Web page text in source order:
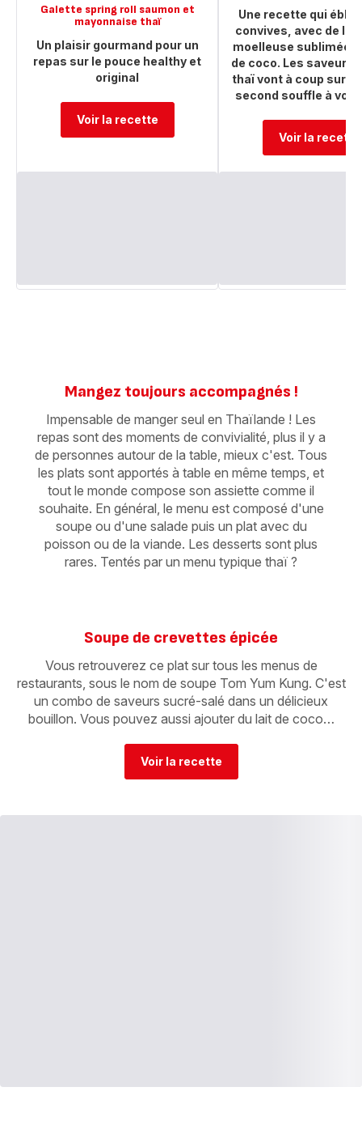
Galette spring roll saumon et
mayonnaise thaï
Un plaisir gourmand pour un
repas sur le pouce healthy et
original
Voir la recette
Une recette qui
convives, avec de la
moelleuse sublimée
de coco. Les saveurs
thaï vont à coup sur
second souffle à vos
Voir la recette
Mangez toujours accompagnés !
Impensable de manger seul en Thaïlande ! Les
repas sont des moments de convivialité, plus il y a
de personnes autour de la table, mieux c'est. Tous
les plats sont apportés à table en même temps, et
tout le monde compose son assiette comme il
souhaite. En général, le menu est composé d'une
soupe ou d'une salade puis un plat avec du
poisson ou de la viande. Les desserts sont plus
rares. Tentés par un menu typique thaï ?
Soupe de crevettes épicée
Vous retrouverez ce plat sur tous les menus de
restaurants, sous le nom de soupe Tom Yum Kung. C'est
un combo de saveurs sucré-salé dans un délicieux
bouillon. Vous pouvez aussi ajouter du lait de coco…
Voir la recette